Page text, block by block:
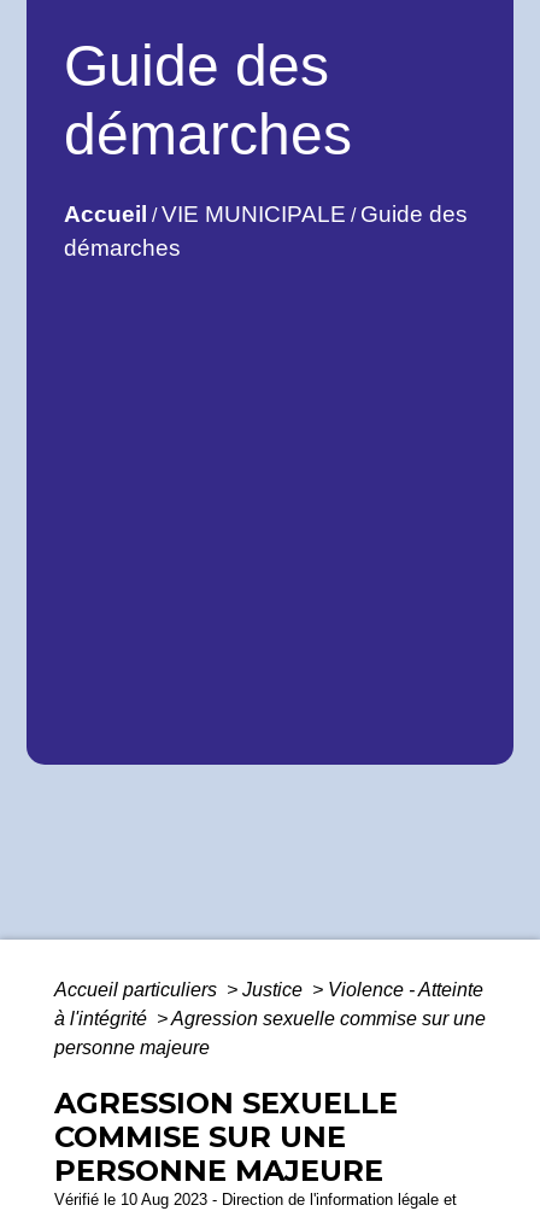
Guide des
démarches
Accueil /VIE MUNICIPALE / Guide des
démarches
Accueil particuliers > Justice > Violence - Atteinte
à l'intégrité >Agression sexuelle commise sur une
personne majeure
AGRESSION SEXUELLE
COMMISE SUR UNE
PERSONNE MAJEURE
Vérifié le 10 Aug 2023 - Direction de l'information légale et